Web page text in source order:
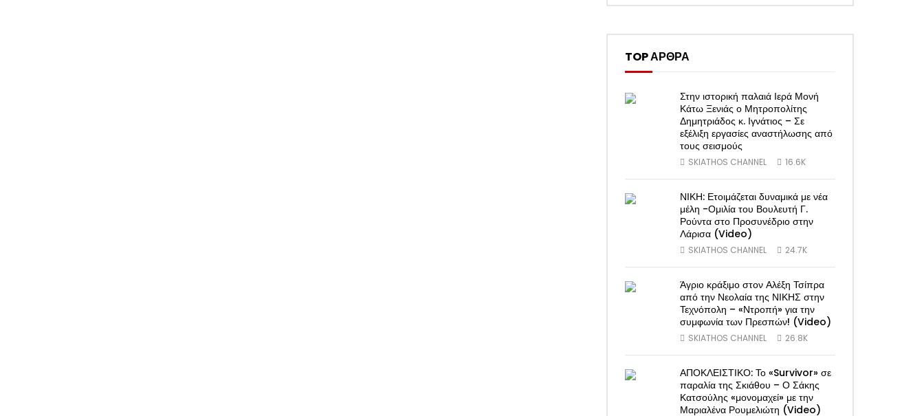
TOP ΑΡΘΡΑ
Στην ιστορική παλαιά Ιερά Μονή
Κάτω Ξενιάς ο Μητροπολίτης
Δημητριάδος κ. Ιγνάτιος – Σε
εξέλιξη εργασίες αναστήλωσης από
τους σεισμούς
SKIATHOS CHANNEL 16.6K
ΝΙΚΗ: Ετοιμάζεται δυναμικά με νέα
μέλη -Ομιλία του Βουλευτή Γ.
Ρούντα στο Προσυνέδριο στην
Λάρισα (Video)
SKIATHOS CHANNEL 24.7K
Άγριο κράξιμο στον Αλέξη Τσίπρα
από την Νεολαία της ΝΙΚΗΣ στην
Τεχνόπολη – «Ντροπή» για την
συμφωνία των Πρεσπών! (Video)
SKIATHOS CHANNEL 26.8K
ΑΠΟΚΛΕΙΣΤΙΚΟ: Το «Survivor» σε
παραλία της Σκιάθου – Ο Σάκης
Κατσούλης «μονομαχεί» με την
Μαριαλένα Ρουμελιώτη (Video)